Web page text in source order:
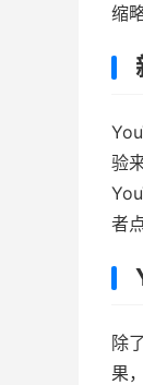
缩
验
者
除
果